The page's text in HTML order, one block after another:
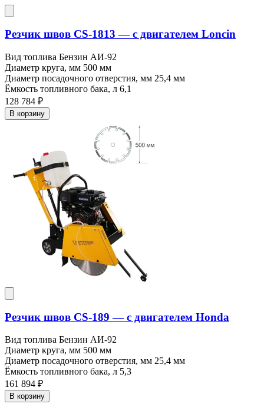
Резчик швов CS-1813 — c двигателем Loncin
Вид топлива Бензин АИ-92
Диаметр круга, мм 500 мм
Диаметр посадочного отверстия, мм 25,4 мм
Ёмкость топливного бака, л 6,1
128 784 ₽
В корзину
Резчик швов CS-189 — c двигателем Honda
Вид топлива Бензин АИ-92
Диаметр круга, мм 500 мм
Диаметр посадочного отверстия, мм 25,4 мм
Ёмкость топливного бака, л 5,3
161 894 ₽
В корзину